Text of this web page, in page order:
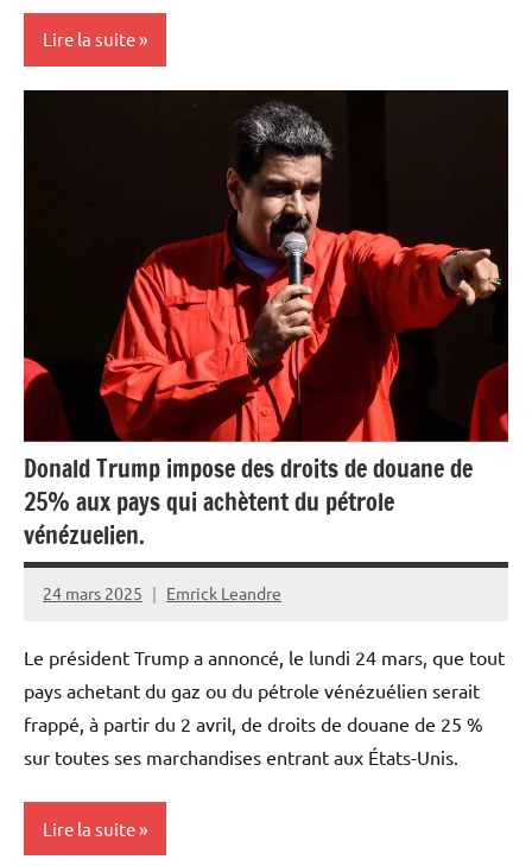
Lire la suite
Guadeloupe
Histoire
Outremer
Société
Donald Trump impose des droits de douane de
25% aux pays qui achètent du pétrole
vénézuelien.
24 mars 2025 Emrick Leandre
Le président Trump a annoncé, le lundi 24 mars, que tout
pays achetant du gaz ou du pétrole vénézuélien serait
frappé, à partir du 2 avril, de droits de douane de 25 %
sur toutes ses marchandises entrant aux États-Unis.
Lire la suite